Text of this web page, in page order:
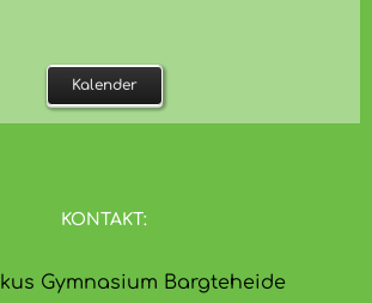
Kalender
KONTAKT:
Gymnasium Bargteheide